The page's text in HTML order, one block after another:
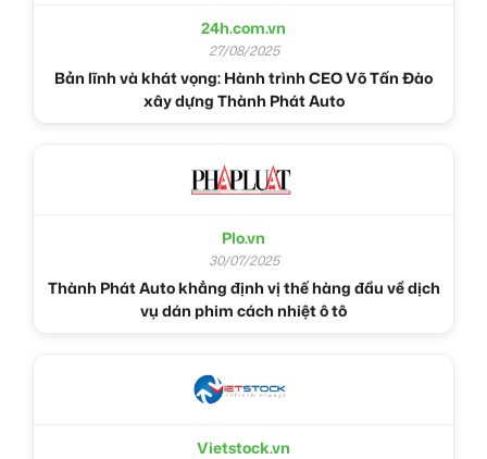
24h.com.vn
27/08/2025
Bản lĩnh và khát vọng: Hành trình CEO Võ Tấn Đào
xây dựng Thành Phát Auto
Plo.vn
30/07/2025
Thành Phát Auto khẳng định vị thế hàng đầu về dịch
vụ dán phim cách nhiệt ô tô
Vietstock.vn